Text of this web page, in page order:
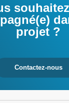
projet ?
Contactez-nous